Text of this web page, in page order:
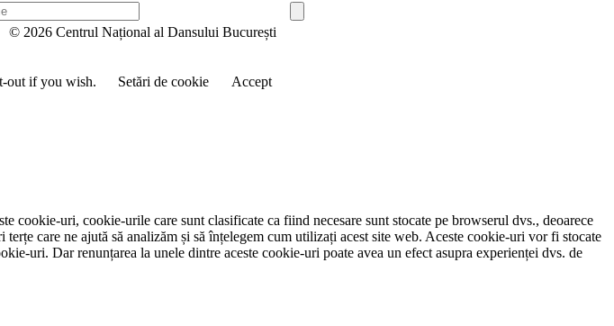
© 2026 Centrul Național al Dansului București
out if you wish. Setări de cookie Accept
uri, cookie-urile care sunt clasificate ca fiind necesare sunt stocate pe browserul dvs., deoarece
care ne ajută să analizăm și să înțelegem cum utilizați acest site web. Aceste cookie-uri vor fi stocate
uri. Dar renunțarea la unele dintre aceste cookie-uri poate avea un efect asupra experienței dvs. de